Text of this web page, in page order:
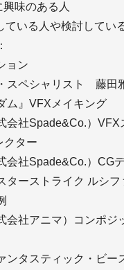
興味のある人
ている人や検討してい
ョン
スペシャリスト 藤田
ム』VFXメイキング
会社Spade&Co.）VFX
クター
会社Spade&Co.）CG
ターストライク ルシ
会社アニマ）コンポジ
ンタスティック・ビー